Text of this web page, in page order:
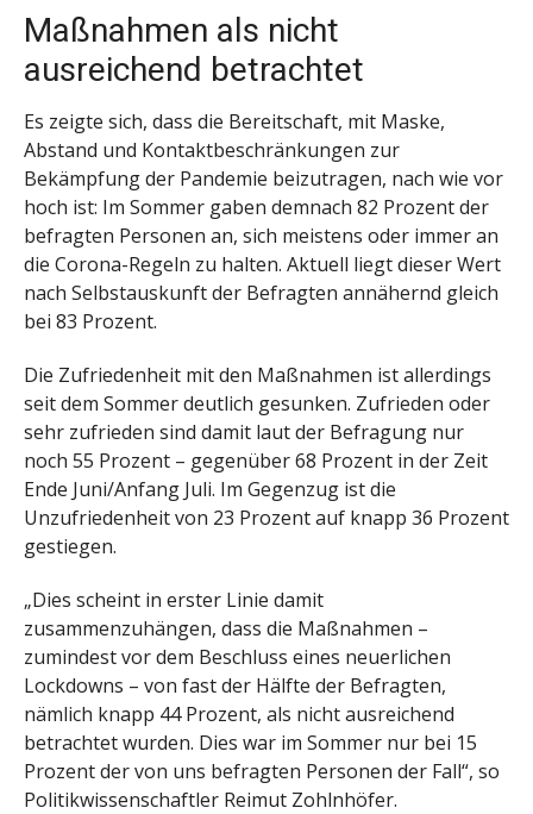
Maßnahmen als nicht
ausreichend betrachtet
Es zeigte sich, dass die Bereitschaft, mit Maske,
Abstand und Kontaktbeschränkungen zur
Bekämpfung der Pandemie beizutragen, nach wie vor
hoch ist: Im Sommer gaben demnach 82 Prozent der
befragten Personen an, sich meistens oder immer an
die Corona-Regeln zu halten. Aktuell liegt dieser Wert
nach Selbstauskunft der Befragten annähernd gleich
bei 83 Prozent.
Die Zufriedenheit mit den Maßnahmen ist allerdings
seit dem Sommer deutlich gesunken. Zufrieden oder
sehr zufrieden sind damit laut der Befragung nur
noch 55 Prozent – gegenüber 68 Prozent in der Zeit
Ende Juni/Anfang Juli. Im Gegenzug ist die
Unzufriedenheit von 23 Prozent auf knapp 36 Prozent
gestiegen.
„Dies scheint in erster Linie damit
zusammenzuhängen, dass die Maßnahmen –
zumindest vor dem Beschluss eines neuerlichen
Lockdowns – von fast der Hälfte der Befragten,
nämlich knapp 44 Prozent, als nicht ausreichend
betrachtet wurden. Dies war im Sommer nur bei 15
Prozent der von uns befragten Personen der Fall“, so
Politikwissenschaftler Reimut Zohlnhöfer.